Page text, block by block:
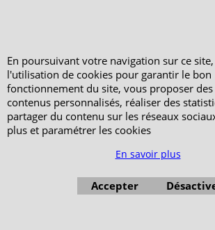
En poursuivant votre navigation sur ce
l'utilisation de cookies pour garantir le bon
fonctionnement du site, vous proposer des
contenus personnalisés, réaliser des
partager du contenu sur les réseaux
plus et paramétrer les cookies
En savoir plus
Accepter